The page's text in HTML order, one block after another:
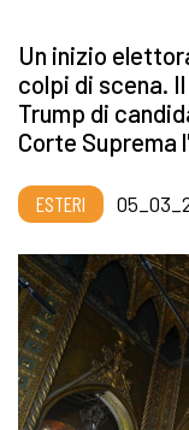
Un inizio
colpi di scena.
Trump di
Corte Suprema
ESTERI